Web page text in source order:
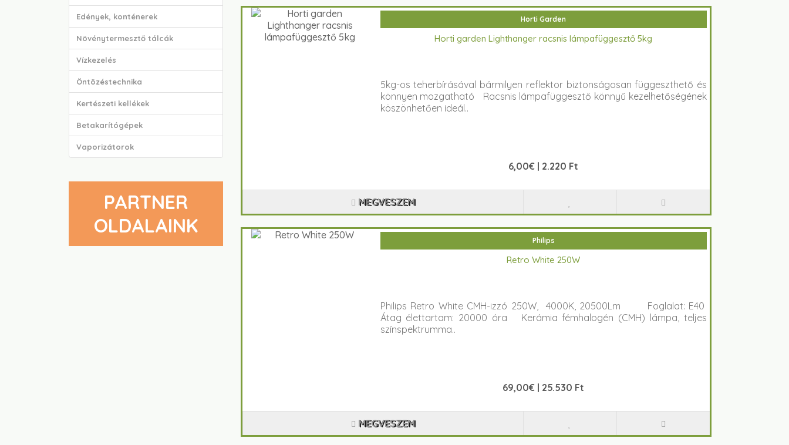
Edények, konténerek
Növénytermesztő tálcák
Vízkezelés
Öntözéstechnika
Kertészeti kellékek
Betakarítógépek
Vaporizátorok
PARTNER
OLDALAINK
Horti Garden
Horti garden Lighthanger racsnis lámpafüggesztő 5kg
5kg-os teherbírásával bármilyen reflektor biztonságosan függeszthető és
könnyen mozgatható Racsnis lámpafüggesztő könnyű kezelhetőségének
köszönhetően ideál..
6,00€ | 2.220 Ft
MEGVESZEM
Philips
Retro White 250W
Philips Retro White CMH-izzó 250W, 4000K, 20500Lm Foglalat: E40
Átag élettartam: 20000 óra Kerámia fémhalogén (CMH) lámpa, teljes
színspektrumma..
69,00€ | 25.530 Ft
MEGVESZEM